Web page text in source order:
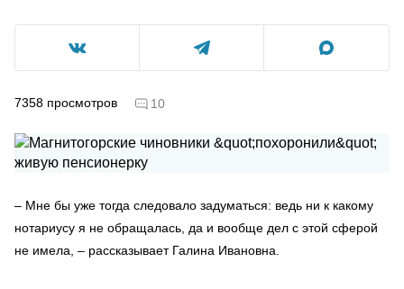
7358 просмотров 10
– Мне бы уже тогда следовало задуматься: ведь ни к какому
нотариусу я не обращалась, да и вообще дел с этой сферой
не имела, – рассказывает Галина Ивановна.